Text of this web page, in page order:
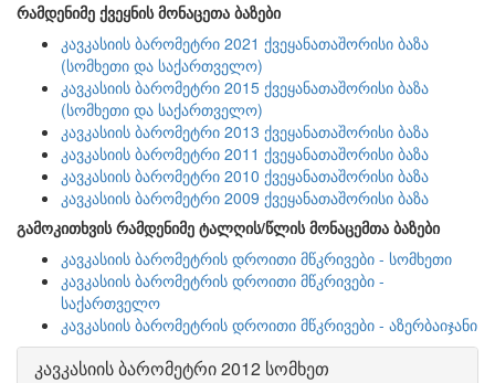
რამდენიმე ქვეყნის მონაცეთა ბაზები
კავკასიის ბარომეტრი 2021 ქვეყანათაშორისი ბაზა
(სომხეთი და საქართველო)
კავკასიის ბარომეტრი 2015 ქვეყანათაშორისი ბაზა
(სომხეთი და საქართველო)
კავკასიის ბარომეტრი 2013 ქვეყანათაშორისი ბაზა
კავკასიის ბარომეტრი 2011 ქვეყანათაშორისი ბაზა
კავკასიის ბარომეტრი 2010 ქვეყანათაშორისი ბაზა
კავკასიის ბარომეტრი 2009 ქვეყანათაშორისი ბაზა
გამოკითხვის რამდენიმე ტალღის/წლის მონაცემთა ბაზები
კავკასიის ბარომეტრის დროითი მწკრივები - სომხეთი
კავკასიის ბარომეტრის დროითი მწკრივები -
საქართველო
კავკასიის ბარომეტრის დროითი მწკრივები - აზერბაიჯანი
კავკასიის ბარომეტრი 2012 სომხეთ